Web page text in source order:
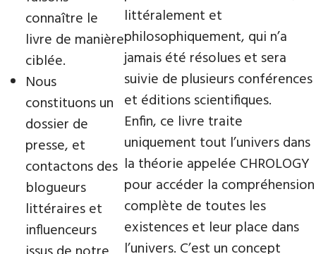
littéralement et
philosophiquement, qui n’a
jamais été résolues et sera
suivie de plusieurs conférences
et éditions scientifiques.
Enfin, ce livre traite
uniquement tout l’univers dans
la théorie appelée CHROLOGY
pour accéder la compréhension
complète de toutes les
existences et leur place dans
l’univers. C’est un concept
connaître le
livre de manière
ciblée.
Nous
constituons un
dossier de
presse, et
contactons des
blogueurs
littéraires et
influenceurs